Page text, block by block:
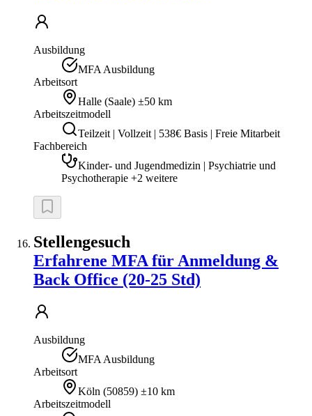
Ausbildung
MFA Ausbildung
Arbeitsort
Halle (Saale) ±50 km
Arbeitszeitmodell
Teilzeit | Vollzeit | 538€ Basis | Freie Mitarbeit
Fachbereich
Kinder- und Jugendmedizin | Psychiatrie und
Psychotherapie +2 weitere
Stellengesuch
Erfahrene MFA für Anmeldung &
Back Office (20-25 Std)
Ausbildung
MFA Ausbildung
Arbeitsort
Köln (50859) ±10 km
Arbeitszeitmodell